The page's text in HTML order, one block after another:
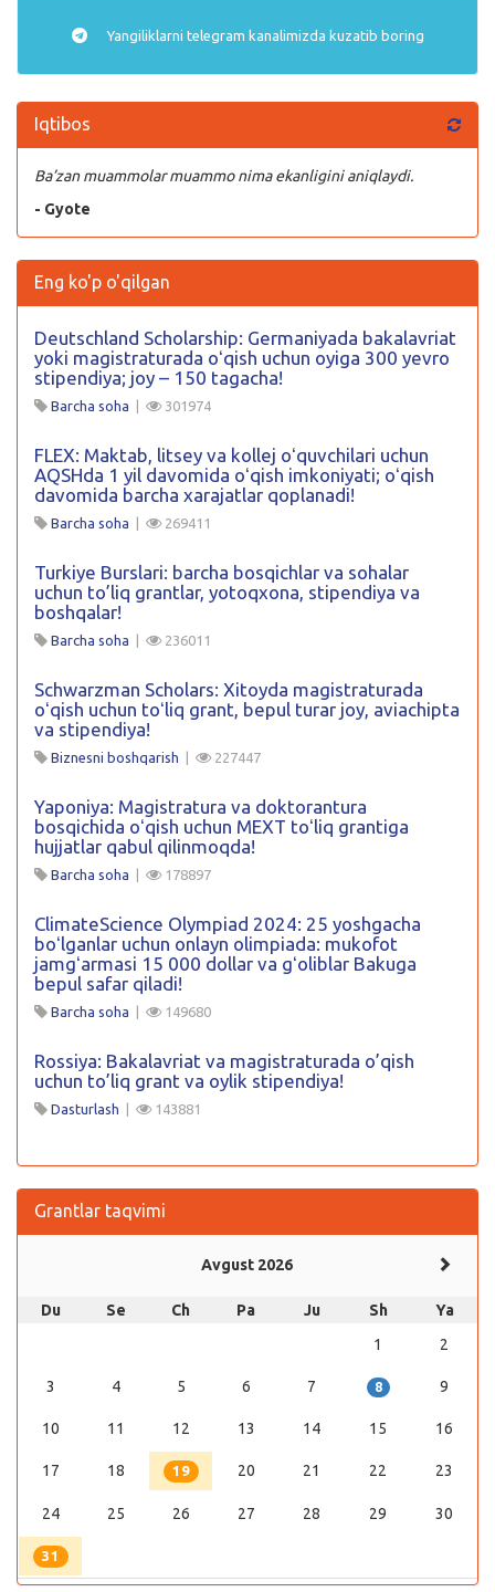
Yangiliklarni telegram kanalimizda kuzatib boring
Iqtibos
Ba’zan muammolar muammo nima ekanligini aniqlaydi.
- Gyote
Eng ko'p o'qilgan
Deutschland Scholarship: Germaniyada bakalavriat
yoki magistraturada oʻqish uchun oyiga 300 yevro
stipendiya; joy – 150 tagacha!
Barcha soha | 301974
FLEX: Maktab, litsey va kollej oʻquvchilari uchun
AQSHda 1 yil davomida oʻqish imkoniyati; oʻqish
davomida barcha xarajatlar qoplanadi!
Barcha soha | 269411
Turkiye Burslari: barcha bosqichlar va sohalar
uchun to’liq grantlar, yotoqxona, stipendiya va
boshqalar!
Barcha soha | 236011
Schwarzman Scholars: Xitoyda magistraturada
oʻqish uchun toʻliq grant, bepul turar joy, aviachipta
va stipendiya!
Biznesni boshqarish | 227447
Yaponiya: Magistratura va doktorantura
bosqichida oʻqish uchun MEXT toʻliq grantiga
hujjatlar qabul qilinmoqda!
Barcha soha | 178897
ClimateScience Olympiad 2024: 25 yoshgacha
boʻlganlar uchun onlayn olimpiada: mukofot
jamgʻarmasi 15 000 dollar va gʻoliblar Bakuga
bepul safar qiladi!
Barcha soha | 149680
Rossiya: Bakalavriat va magistraturada o’qish
uchun to’liq grant va oylik stipendiya!
Dasturlash | 143881
Grantlar taqvimi
Avgust 2026
Du Se Ch Pa Ju Sh
Ya
1
2
3 4 5 6 7 8 9
10 11 12 13 14 15 16
17 18 19 20 21 22 23
24 25 26 27 28 29 30
31